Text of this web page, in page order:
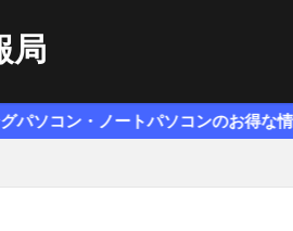
局
パソコンのお得な情報を発信中♪